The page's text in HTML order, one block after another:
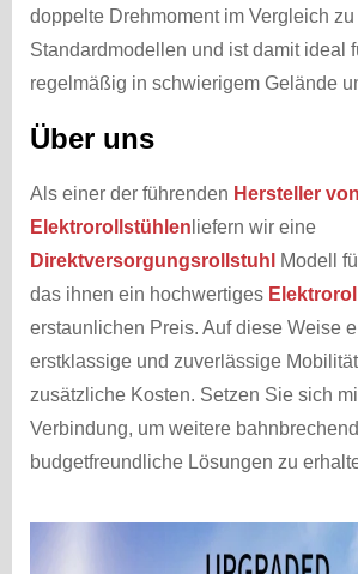
doppelte Drehmoment im Vergleich zu
Standardmodellen und ist damit ideal
regelmäßig in schwierigem Gelände
Über uns
Als einer der führenden Hersteller von
Elektrorollstühlen liefern wir eine
Direktversorgungsrollstuhl
Modell
das ihnen ein hochwertiges
erstaunlichen Preis. Auf diese Weise
erstklassige und zuverlässige
zusätzliche Kosten. Setzen Sie sich
Verbindung, um weitere
budgetfreundliche Lösungen zu